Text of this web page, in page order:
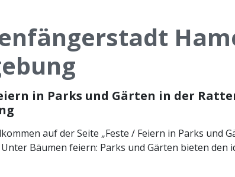
in Parks und Gärten in der
auf der Seite „Feste / Feiern in Parks und
Bäumen feiern: Parks und Gärten bieten den